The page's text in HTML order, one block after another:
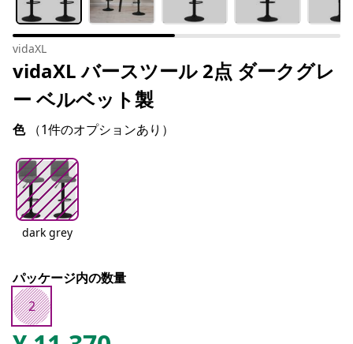
vidaXL
vidaXL バースツール 2点 ダークグレ
ー ベルベット製
色 （1件のオプションあり）
dark grey
パッケージ内の数量
2